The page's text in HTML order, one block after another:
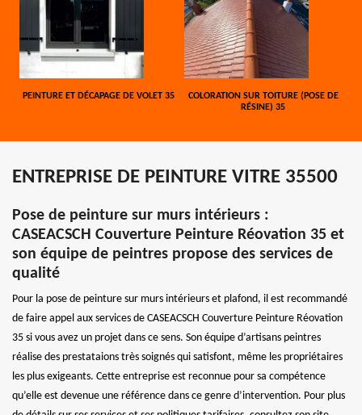
PEINTURE ET DÉCAPAGE DE VOLET 35
COLORATION SUR TOITURE (POSE DE
RÉSINE) 35
ENTREPRISE DE PEINTURE VITRE 35500
Pose de peinture sur murs intérieurs :
CASEACSCH Couverture Peinture Réovation 35 et
son équipe de peintres propose des services de
qualité
Pour la pose de peinture sur murs intérieurs et plafond, il est recommandé
de faire appel aux services de CASEACSCH Couverture Peinture Réovation
35 si vous avez un projet dans ce sens. Son équipe d’artisans peintres
réalise des prestataions très soignés qui satisfont, même les propriétaires
les plus exigeants. Cette entreprise est reconnue pour sa compétence
qu’elle est devenue une référence dans ce genre d’intervention. Pour plus